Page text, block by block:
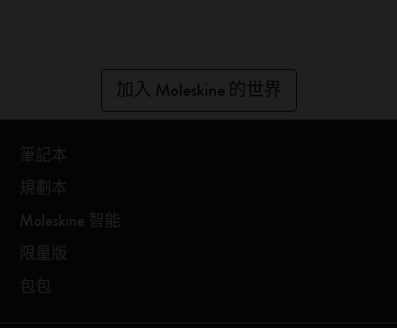
加入 Moleskine 的世界
筆記本
規劃本
Moleskine 智能
限量版
包包